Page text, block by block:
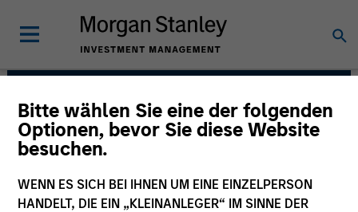
Bitte wählen Sie eine der folgenden
Optionen, bevor Sie diese Website
besuchen.
WENN ES SICH BEI IHNEN UM EINE EINZELPERSON
HANDELT, DIE EIN „KLEINANLEGER“ IM SINNE DER
Morgan Stanley Capital
Partners